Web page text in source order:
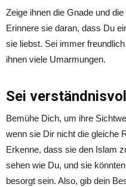
Zeige ihnen die Gnade und
Erinnere sie daran, dass Du
sie liebst. Sei immer
ihnen viele Umarmungen.
Sei verständnisvoll
Bemühe Dich, um ihre
wenn sie Dir nicht die gleiche
Erkenne, dass sie den Islam
sehen wie Du, und sie
besorgt sein. Also, gib dein